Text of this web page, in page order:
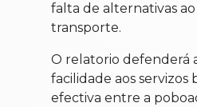
falta de alternativas
transporte.
O relatorio defenderá
facilidade aos
efectiva entre a